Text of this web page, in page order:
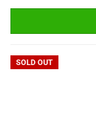
SOLD OUT